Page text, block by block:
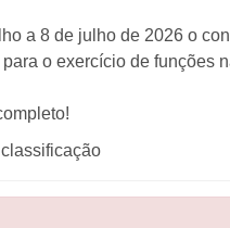
a 8 de julho de 2026 o
o exercício de funções